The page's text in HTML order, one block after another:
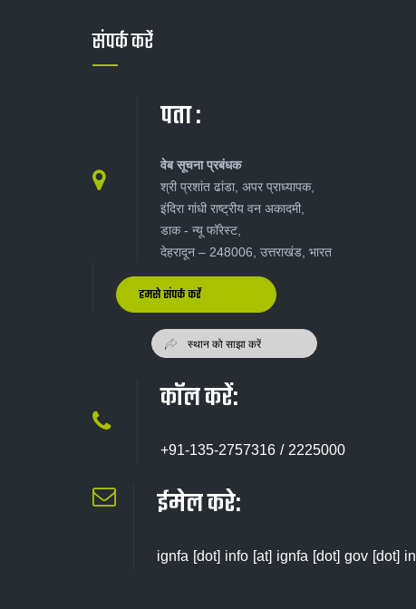
संपर्क करें
पता :
वेब सूचना प्रबंधक
श्री प्रशांत ढांडा, अपर प्राध्यापक,
इंदिरा गांधी राष्ट्रीय वन अकादमी,
डाक - न्यू‍ फॉरेस्ट,
देहरादून – 248006, उत्तराखंड, भारत
हमसे संपर्क करें
कॉल करें:
+91-135-2757316 / 2225000
ईमेल करे:
ignfa [dot] info [at] ignfa [dot] gov [dot] in